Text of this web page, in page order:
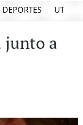
DEPORTES
junto a